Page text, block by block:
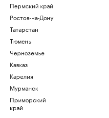
Пермский край
Ростов-на-Дону
Татарстан
Тюмень
Черноземье
Кавказ
Карелия
Мурманск
Приморский
край